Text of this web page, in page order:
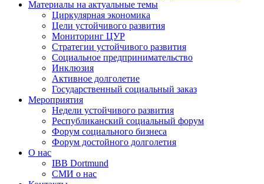
Материалы на актуальные темы
Циркулярная экономика
Цели устойчивого развития
Мониторинг ЦУР
Стратегии устойчивого развития
Социальное предпринимательство
Инклюзия
Активное долголетие
Государственный социальный заказ
Мероприятия
Недели устойчивого развития
Республиканский социальный форум
Форум социального бизнеса
Форум достойного долголетия
О нас
IBB Dortmund
СМИ о нас